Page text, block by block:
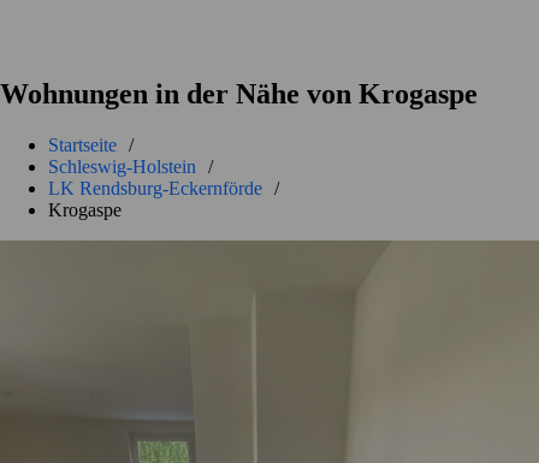
Wohnungen in der Nähe von Krogaspe
Startseite /
Schleswig-Holstein
/
LK Rendsburg-Eckernförde /
Krogaspe